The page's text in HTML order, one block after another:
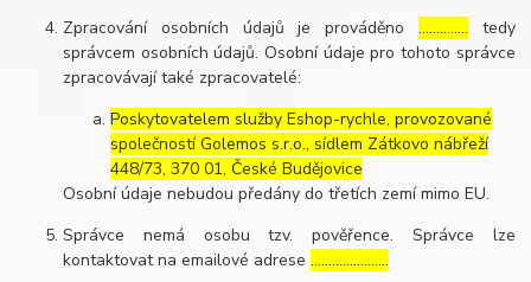
Zpracování osobních údajů je prováděno………….. tedy
správcem osobních údajů. Osobní údaje pro tohoto správce
zpracovávají také zpracovatelé:
Poskytovatelem služby Eshop-rychle, provozované
společností Golemos s.r.o., sídlem Zátkovo nábřeží
448/73, 370 01, České Budějovice
Osobní údaje nebudou předány do třetích zemí mimo EU.
Správce nemá osobu tzv. pověřence. Správce lze
kontaktovat na emailové adrese………………….